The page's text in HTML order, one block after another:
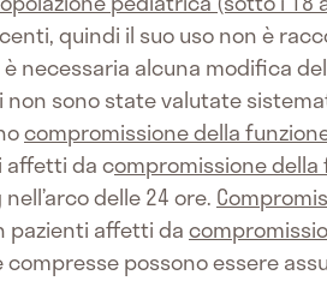
quindi il suo uso non è
necessaria alcuna modifica
non sono state valutate
compromissione della
affetti da compromissione della
delle 24 ore.
pazienti affetti da
possono essere